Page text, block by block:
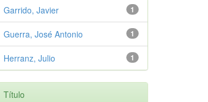
1
Garrido, Javier
1
Guerra, José Antonio
1
Herranz, Julio
Título